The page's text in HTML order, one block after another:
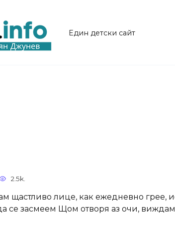
Един детски сайт
2.5k.
щастливо лице, как ежедневно грее,
се засмеем Щом отворя аз очи,